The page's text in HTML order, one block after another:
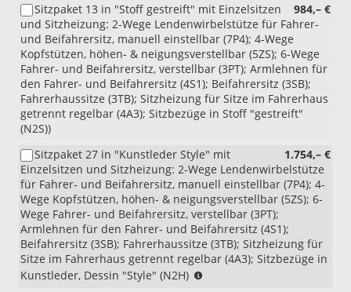
984,– €
Sitzpaket 13 in "Stoff gestreift" mit Einzelsitzen
und Sitzheizung: 2-Wege Lendenwirbelstütze für Fahrer-
und Beifahrersitz, manuell einstellbar (7P4); 4-Wege
Kopfstützen, höhen- & neigungsverstellbar (5ZS); 6-Wege
Fahrer- und Beifahrersitz, verstellbar (3PT); Armlehnen für
den Fahrer- und Beifahrersitz (4S1); Beifahrersitz (3SB);
Fahrerhaussitze (3TB); Sitzheizung für Sitze im Fahrerhaus
getrennt regelbar (4A3); Sitzbezüge in Stoff "gestreift"
(N2S))
1.754,– €
Sitzpaket 27 in "Kunstleder Style" mit
Einzelsitzen und Sitzheizung: 2-Wege Lendenwirbelstütze
für Fahrer- und Beifahrersitz, manuell einstellbar (7P4); 4-
Wege Kopfstützen, höhen- & neigungsverstellbar (5ZS); 6-
Wege Fahrer- und Beifahrersitz, verstellbar (3PT);
Armlehnen für den Fahrer- und Beifahrersitz (4S1);
Beifahrersitz (3SB); Fahrerhaussitze (3TB); Sitzheizung für
Sitze im Fahrerhaus getrennt regelbar (4A3); Sitzbezüge in
Kunstleder, Dessin "Style" (N2H)